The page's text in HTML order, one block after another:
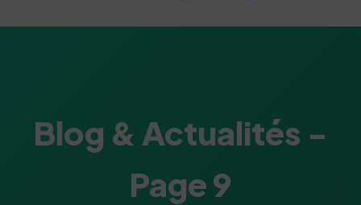
Blog & Actualités -
Page 9